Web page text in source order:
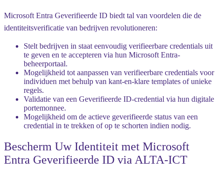
Microsoft Entra Geverifieerde ID biedt tal van voordelen die de
identiteitsverificatie van bedrijven revolutioneren:
Stelt bedrijven in staat eenvoudig verifieerbare credentials uit
te geven en te accepteren via hun Microsoft Entra-
beheerportaal.
Mogelijkheid tot aanpassen van verifieerbare credentials voor
individuen met behulp van kant-en-klare templates of unieke
regels.
Validatie van een Geverifieerde ID-credential via hun digitale
portemonnee.
Mogelijkheid om de actieve geverifieerde status van een
credential in te trekken of op te schorten indien nodig.
Bescherm Uw Identiteit met Microsoft
Entra Geverifieerde ID via ALTA-ICT